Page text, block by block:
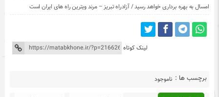
امسال به بهره برداری خواهد رسید / آزادراه تبریز – مرند ویترین راه های ایران است
لینک کوتاه
برچسب ها : ناموجود